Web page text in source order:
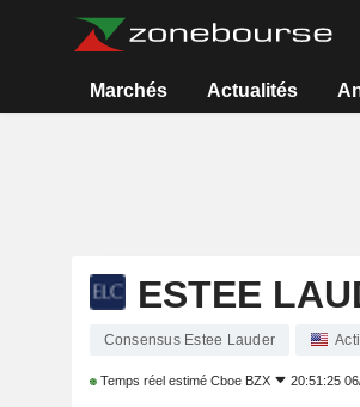
Marchés Actualités
ESTEE
Consensus Estee Lauder
Temps réel estimé Cboe BZX 20:51:25